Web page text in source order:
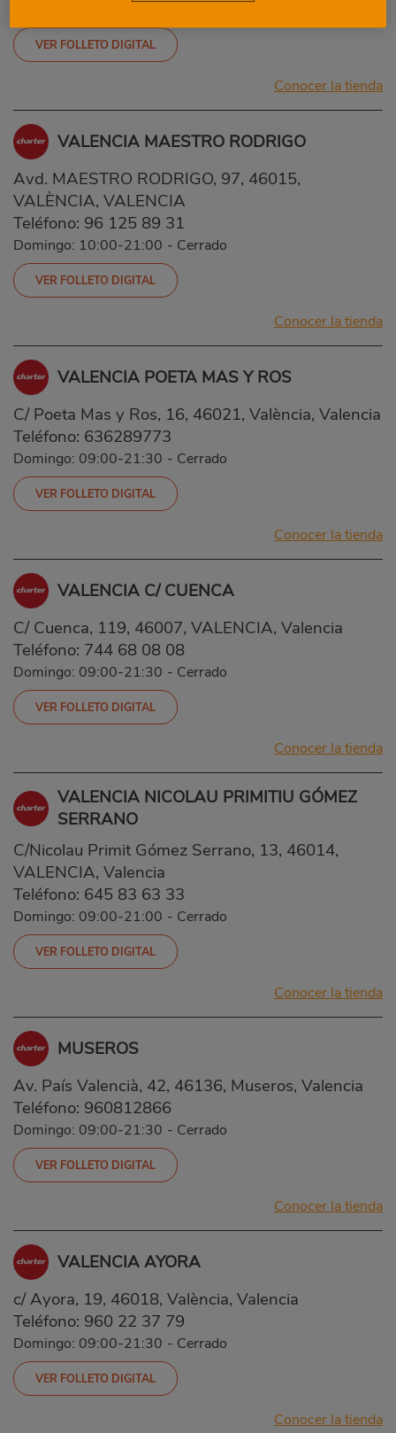
VER FOLLETO DIGITAL
Conocer la tienda
VALENCIA MAESTRO RODRIGO
Avd. MAESTRO RODRIGO, 97, 46015,
VALÈNCIA, VALENCIA
Teléfono: 96 125 89 31
Domingo: 10:00-21:00 - Cerrado
VER FOLLETO DIGITAL
Conocer la tienda
VALENCIA POETA MAS Y ROS
C/ Poeta Mas y Ros, 16, 46021, València, Valencia
Teléfono: 636289773
Domingo: 09:00-21:30 - Cerrado
VER FOLLETO DIGITAL
Conocer la tienda
VALENCIA C/ CUENCA
C/ Cuenca, 119, 46007, VALENCIA, Valencia
Teléfono: 744 68 08 08
Domingo: 09:00-21:30 - Cerrado
VER FOLLETO DIGITAL
Conocer la tienda
VALENCIA NICOLAU PRIMITIU GÓMEZ
SERRANO
C/Nicolau Primit Gómez Serrano, 13, 46014,
VALENCIA, Valencia
Teléfono: 645 83 63 33
Domingo: 09:00-21:00 - Cerrado
VER FOLLETO DIGITAL
Conocer la tienda
MUSEROS
Av. País Valencià, 42, 46136, Museros, Valencia
Teléfono: 960812866
Domingo: 09:00-21:30 - Cerrado
VER FOLLETO DIGITAL
Conocer la tienda
VALENCIA AYORA
c/ Ayora, 19, 46018, València, Valencia
Teléfono: 960 22 37 79
Domingo: 09:00-21:30 - Cerrado
VER FOLLETO DIGITAL
Conocer la tienda